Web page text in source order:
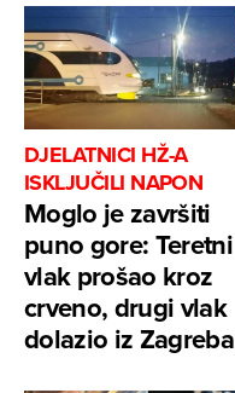
DJELATNICI HŽ-A
ISKLJUČILI NAPON
Moglo je završiti
puno gore: Teretni
vlak prošao kroz
crveno, drugi vlak
dolazio iz Zagreba